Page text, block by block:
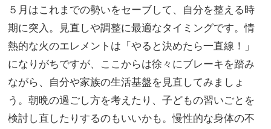
５月はこれまでの勢いをセーブして、自分を整える時
期に突入。見直しや調整に最適なタイミングです。情
熱的な火のエレメントは「やると決めたら一直線！」
になりがちですが、ここからは徐々にブレーキを踏み
ながら、自分や家族の生活基盤を見直してみましょ
う。朝晩の過ごし方を考えたり、子どもの習いごとを
検討し直したりするのもいいかも。慢性的な身体の不